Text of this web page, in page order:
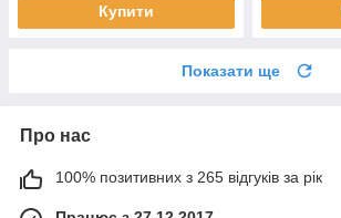
Купити
Показати ще
Про нас
100% позитивних з 265 відгуків за рік